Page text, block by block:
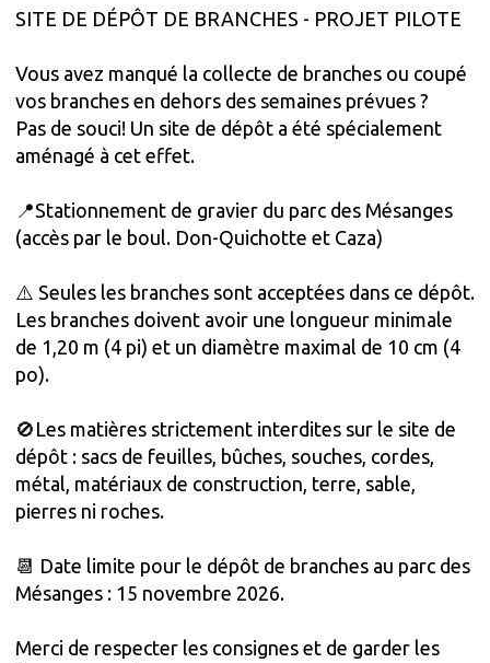
SITE DE DÉPÔT DE BRANCHES - PROJET PILOTE
Vous avez manqué la collecte de branches ou coupé
vos branches en dehors des semaines prévues ?
Pas de souci! Un site de dépôt a été spécialement
aménagé à cet effet.
📍Stationnement de gravier du parc des Mésanges
(accès par le boul. Don-Quichotte et Caza)
⚠️ Seules les branches sont acceptées dans ce dépôt.
Les branches doivent avoir une longueur minimale
de 1,20 m (4 pi) et un diamètre maximal de 10 cm (4
po).
🚫 Les matières strictement interdites sur le site de
dépôt : sacs de feuilles, bûches, souches, cordes,
métal, matériaux de construction, terre, sable,
pierres ni roches.
📆 Date limite pour le dépôt de branches au parc des
Mésanges : 15 novembre 2026.
Merci de respecter les consignes et de garder les